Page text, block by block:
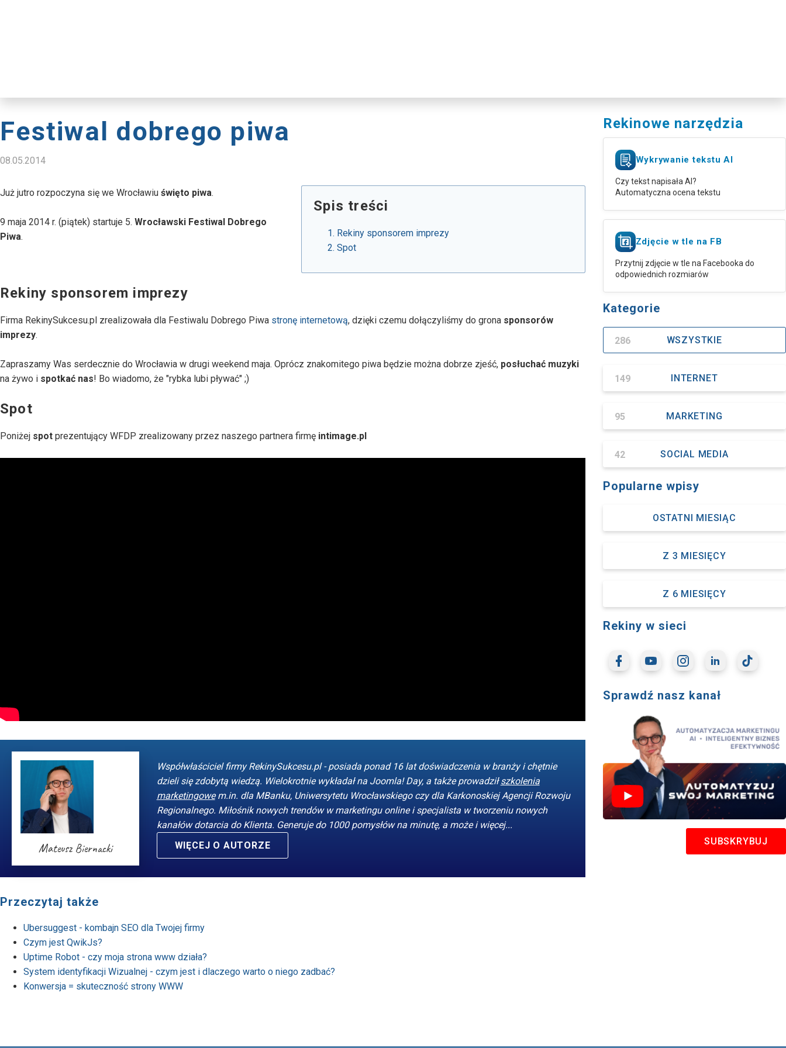
Festiwal dobrego piwa
08.05.2014
Już jutro rozpoczyna się we Wrocławiu święto piwa.
9 maja 2014 r. (piątek) startuje 5. Wrocławski Festiwal Dobrego
Piwa.
Spis treści
Rekiny sponsorem imprezy
Spot
Rekiny sponsorem imprezy
Firma RekinySukcesu.pl zrealizowała dla Festiwalu Dobrego Piwa stronę internetową, dzięki czemu dołączyliśmy do grona sponsorów
imprezy.
Zapraszamy Was serdecznie do Wrocławia w drugi weekend maja. Oprócz znakomitego piwa będzie można dobrze zjeść, posłuchać muzyki
na żywo i spotkać nas! Bo wiadomo, że "rybka lubi pływać" ;)
Spot
Poniżej spot prezentujący WFDP zrealizowany przez naszego partnera firmę intimage.pl
Mateusz Biernacki
Współwłaściciel firmy RekinySukcesu.pl - posiada ponad 16 lat doświadczenia w branży i chętnie
dzieli się zdobytą wiedzą. Wielokrotnie wykładał na Joomla! Day, a także prowadziłszkolenia
marketingowem.in. dla MBanku, Uniwersytetu Wrocławskiego czy dla Karkonoskiej Agencji Rozwoju
Regionalnego. Miłośnik nowych trendów w marketingu online i specjalista w tworzeniu nowych
kanałów dotarcia do Klienta. Generuje do 1000 pomysłów na minutę, a może i więcej...
WIĘCEJ O AUTORZE
Przeczytaj także
Ubersuggest - kombajn SEO dla Twojej firmy
Czym jest QwikJs?
Uptime Robot - czy moja strona www działa?
System identyfikacji Wizualnej - czym jest i dlaczego warto o niego zadbać?
Konwersja = skuteczność strony WWW
Rekinowe narzędzia
Wykrywanie tekstu AI
Czy tekst napisała AI?
Automatyczna ocena tekstu
Zdjęcie w tle na FB
Przytnij zdjęcie w tle na Facebooka do
odpowiednich rozmiarów
Kategorie
WSZYSTKIE
286
INTERNET
149
MARKETING
95
SOCIAL MEDIA
42
Popularne wpisy
OSTATNI MIESIĄC
Z 3 MIESIĘCY
Z 6 MIESIĘCY
Rekiny w sieci
Sprawdź nasz kanał
SUBSKRYBUJ